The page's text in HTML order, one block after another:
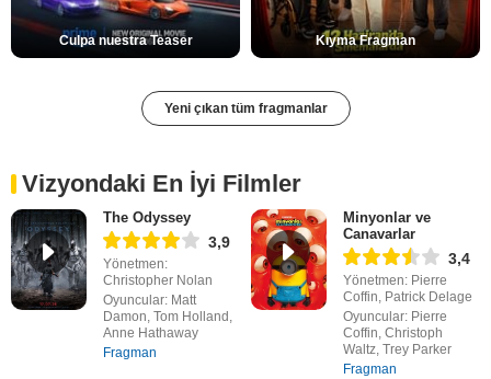
Culpa nuestra Teaser Kıyma Fragman
Yeni çıkan tüm fragmanlar
Vizyondaki En İyi Filmler
The Odyssey
3,9
Yönetmen:
Christopher Nolan
Oyuncular: Matt
Damon, Tom Holland,
Anne Hathaway
Fragman
Minyonlar ve
Canavarlar
3,4
Yönetmen: Pierre
Coffin, Patrick Delage
Oyuncular: Pierre
Coffin, Christoph
Waltz, Trey Parker
Fragman